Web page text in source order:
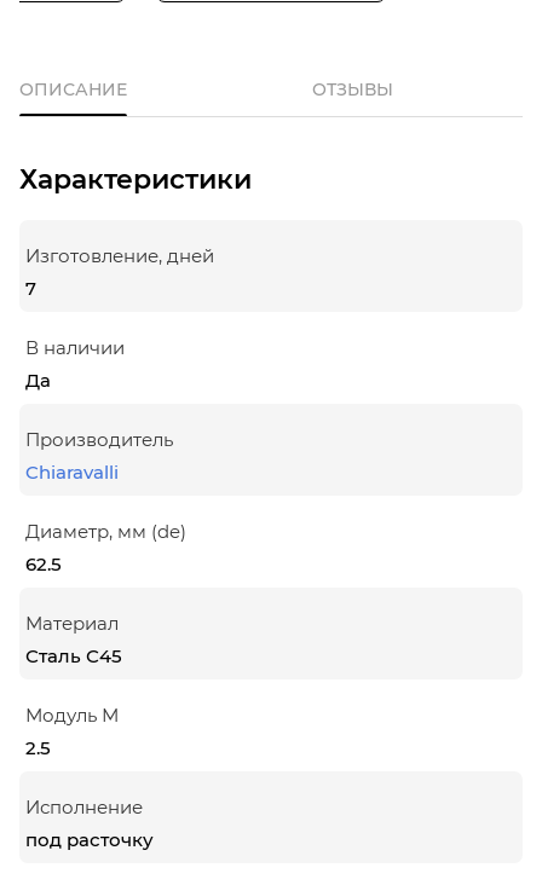
ОПИСАНИЕ ОТЗЫВЫ
Характеристики
Изготовление, дней
7
В наличии
Да
Производитель
Chiaravalli
Диаметр, мм (de)
62.5
Материал
Сталь С45
Модуль М
2.5
Исполнение
под расточку